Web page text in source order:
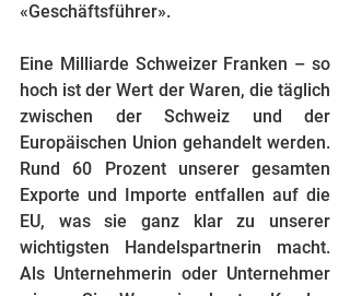
«Geschäftsführer».
Eine Milliarde Schweizer Franken – so
hoch ist der Wert der Waren, die täglich
zwischen der Schweiz und der
Europäischen Union gehandelt werden.
Rund 60 Prozent unserer gesamten
Exporte und Importe entfallen auf die
EU, was sie ganz klar zu unserer
wichtigsten Handelspartnerin macht.
Als Unternehmerin oder Unternehmer